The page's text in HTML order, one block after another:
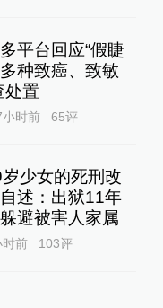
平台回应“假睫
种致癌、致敏
处置
小时前 65评
少女的死刑改
述：出狱11年
避被害人家属
时前 103评